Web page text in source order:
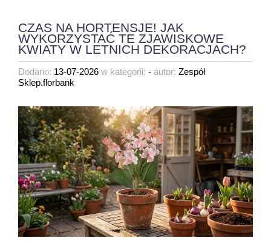
CZAS NA HORTENSJE! JAK
WYKORZYSTAĆ TE ZJAWISKOWE
KWIATY W LETNICH DEKORACJACH?
Dodano: 13-07-2026 w kategorii: - autor: Zespół
Sklep.florbank